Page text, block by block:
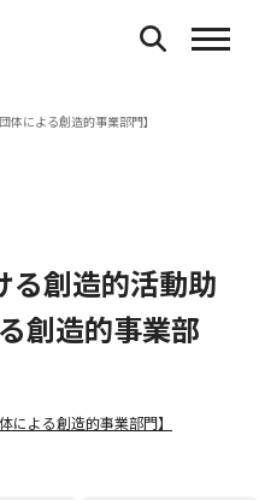
による創造的事業部門】
る創造的活動助
創造的事業部
による創造的事業部門】